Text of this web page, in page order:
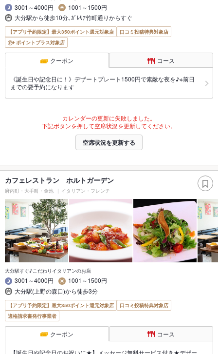
3001～4000円
1001～1500円
大分駅から徒歩10分､ｶﾞﾚﾘｱ竹町通りからすぐ
【アプリ予約限定】最大350ポイント還元対象店
口コミ投稿特典対象店
ポイントプラス対象店
クーポン コース
《誕生日や記念日に！》デザートプレート1500円で素敵な夜を♪※前日
までの要予約になります
カレンダーの更新に失敗しました。
下記ボタンを押して空席状況を更新してください。
空席状況を更新する
カフェレストラン ホルトガーデン
府内町・大手町・金池 イタリアン・フレンチ
大分駅すぐ♪こだわりイタリアンのお店
3001～4000円
1001～1500円
大分駅(上野の森口)から徒歩3分
【アプリ予約限定】最大350ポイント還元対象店
口コミ投稿特典対象店
適格請求書発行事業者
クーポン コース
【誕生日や記念日のお祝いに★】メッセージ無料サービス付き★デザー